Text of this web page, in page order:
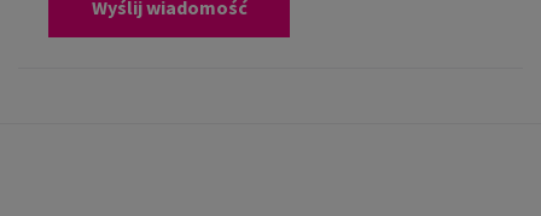
Wyślij wiadomość